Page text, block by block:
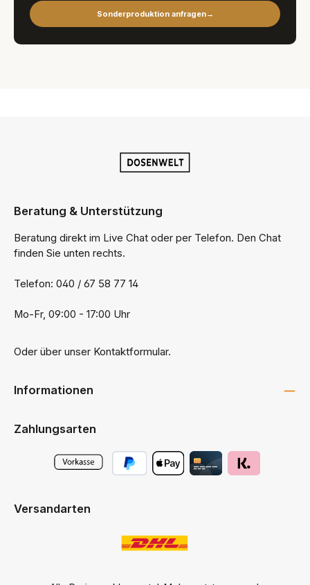
Sonderproduktion anfragen→
Beratung & Unterstützung
Beratung direkt im Live Chat oder per Telefon. Den Chat
finden Sie unten rechts.
Telefon: 040 / 67 58 77 14
Mo-Fr, 09:00 - 17:00 Uhr
Oder über unser Kontaktformular.
Informationen
Zahlungsarten
Versandarten